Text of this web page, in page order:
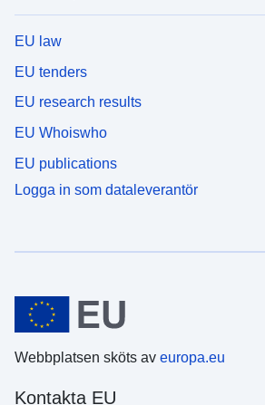
EU law
EU tenders
EU research results
EU Whoiswho
EU publications
Logga in som dataleverantör
Webbplatsen sköts av europa.eu
Kontakta EU